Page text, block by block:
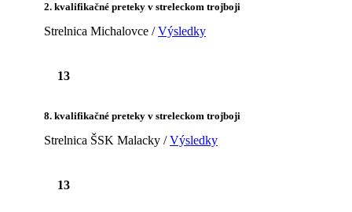
2. kvalifikačné preteky v streleckom trojboji
Strelnica Michalovce /Výsledky
13
8. kvalifikačné preteky v streleckom trojboji
Strelnica ŠSK Malacky /Výsledky
13